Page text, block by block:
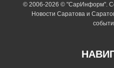
© 2006-2026 © "СарИнформ".
Новости Саратова и